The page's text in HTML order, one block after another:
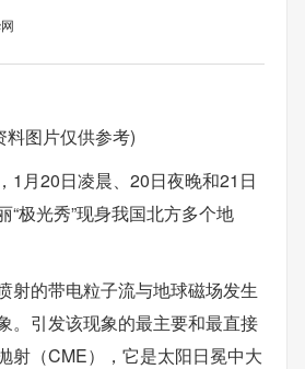
料图片仅供参考)
1月20日凌晨、20日夜晚和21日
“极光秀”现身我国北方多个地
射的带电粒子流与地球磁场发生
。引发该现象的最主要和最直接
射（CME），它是太阳日冕中大